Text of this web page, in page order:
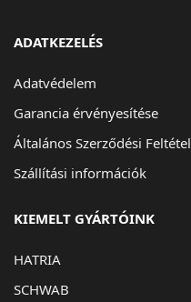
ADATKEZELÉS
Adatvédelem
Garancia érvényesítése
Általános Szerződési
Szállítási információk
KIEMELT GYÁRTÓINK
HATRIA
SCHWAB